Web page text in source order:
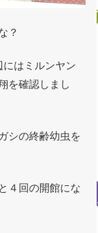
？
はミルンヤン
を確認しまし
シの終齢幼虫を
４回の開館にな